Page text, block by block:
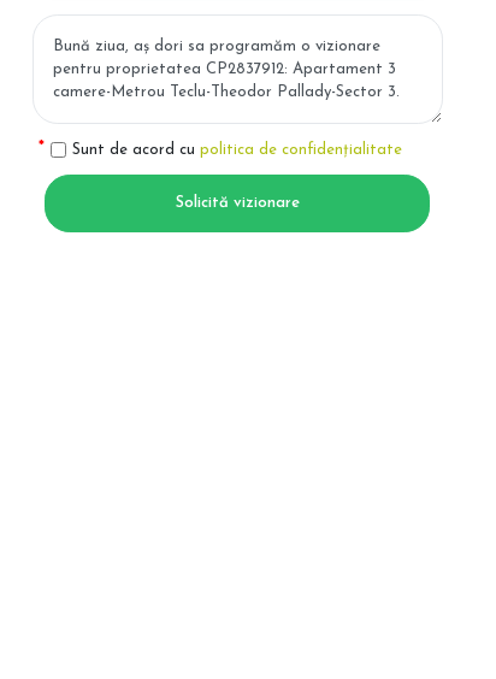
Sunt de acord cu politica de confidențialitate
Solicită vizionare